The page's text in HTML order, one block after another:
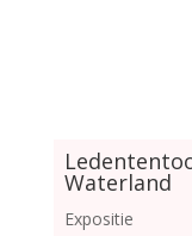
Waterland
Expositie